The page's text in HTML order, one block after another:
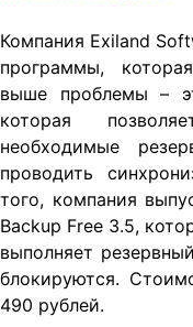
Компания Exiland
программы,
выше проблемы –
которая
необходимые
проводить
того, компания
Backup Free 3.5,
выполняет
блокируются.
490 рублей.